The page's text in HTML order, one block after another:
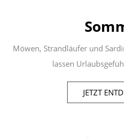
Möwen, Strandläufer und
lassen
JETZT